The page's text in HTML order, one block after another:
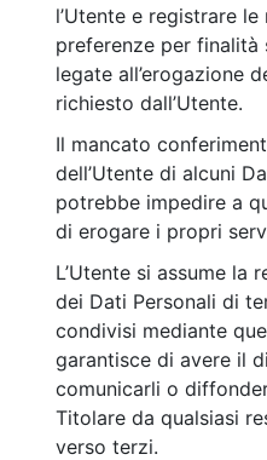
l’Utente e registrare le
preferenze per finalità
legate all’erogazione
richiesto dall’Utente.
Il mancato
dell’Utente di alcuni
potrebbe impedire a
di erogare i propri
L’Utente si assume la
dei Dati Personali di
condivisi mediante
garantisce di avere il
comunicarli o
Titolare da qualsiasi
verso terzi.